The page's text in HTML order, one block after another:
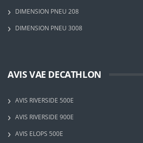
DIMENSION PNEU 208
DIMENSION PNEU 3008
AVIS VAE DECATHLON
AVIS RIVERSIDE 500E
AVIS RIVERSIDE 900E
AVIS ELOPS 500E